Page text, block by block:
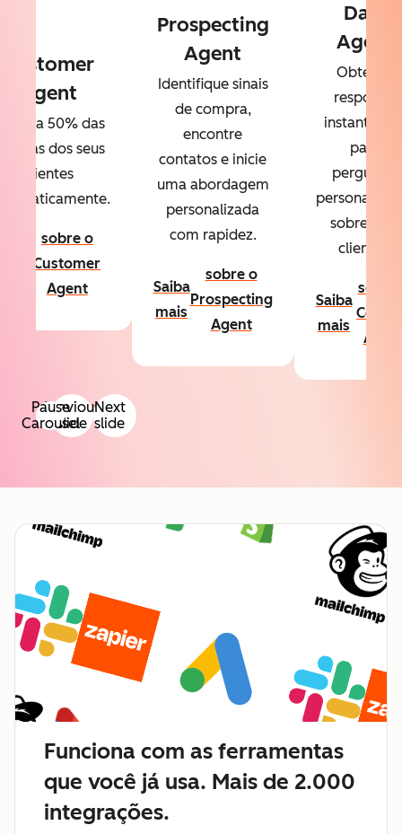
Previous
slide
Next
slide
Customer
Agent
50% das
dos seus
clientes
sobre o
Customer
Agent
Prospecting
Agent
Identifique sinais
de compra,
encontre
contatos e inicie
uma abordagem
personalizada
com rapidez.
Saiba
mais
sobre o
Prospecting
Agent
Data
Agent
Obtenha
respostas
para
perguntas
sobre seus
clientes.
Saiba
mais
sobre
Pause
Carousel
Funciona com as ferramentas
que você já usa. Mais de 2.000
integrações.